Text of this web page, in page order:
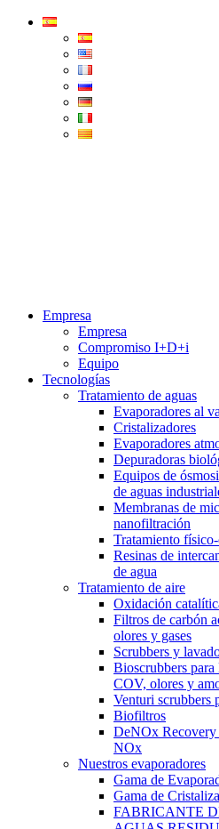
Condorchem
Empresa
Empresa
Compromiso I+D+i
Equipo
Tecnologías
Tratamiento de aguas
Evaporadores al
Cristalizadores
Evaporadores
Depuradoras
Equipos de
de aguas
Membranas de
nanofiltración
Tratamiento
Resinas de
de agua
Tratamiento de aire
Oxidación
Filtros de carbón
olores y gases
Scrubbers y
Bioscrubbers
COV, olores y
Venturi scrubbers
Biofiltros
DeNOx Recovery
NOx
Nuestros evaporadores
Gama de
Gama de
FABRICANTE